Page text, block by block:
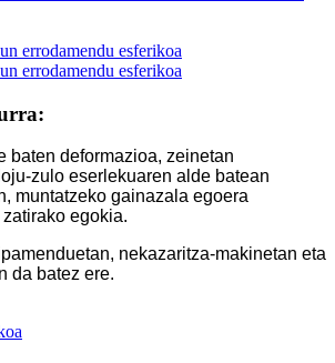
baten deformazioa, zeinetan
zulo eserlekuaren alde batean
muntatzeko gainazala egoera
egokia.
nekazaritza-makinetan eta
da batez ere.